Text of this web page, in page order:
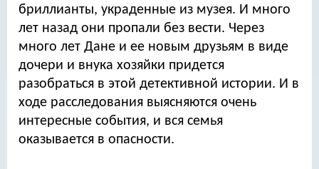
бриллианты, украденные из музея. И много
лет назад они пропали без вести. Через
много лет Дане и ее новым друзьям в виде
дочери и внука хозяйки придется
разобраться в этой детективной истории. И в
ходе расследования выясняются очень
интересные события, и вся семья
оказывается в опасности.